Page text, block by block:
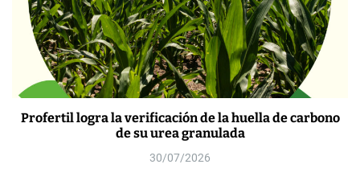
Profertil logra la verificación de la huella de carbono
de su urea granulada
30/07/2026